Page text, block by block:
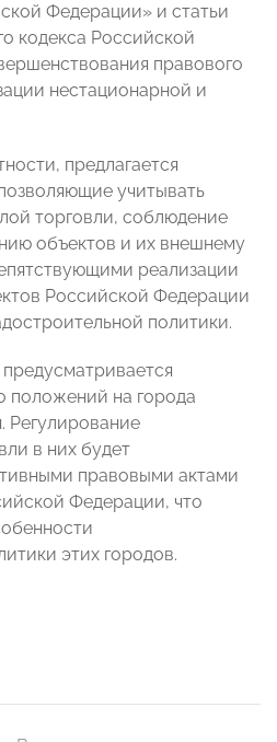
Федерации» и статьи
кодекса Российской
правового
нестационарной и
предлагается
учитывать
торговли, соблюдение
объектов и их внешнему
реализации
Российской Федерации
политики.
положений на города
Регулирование
в них будет
правовыми актами
Федерации, что
этих городов.